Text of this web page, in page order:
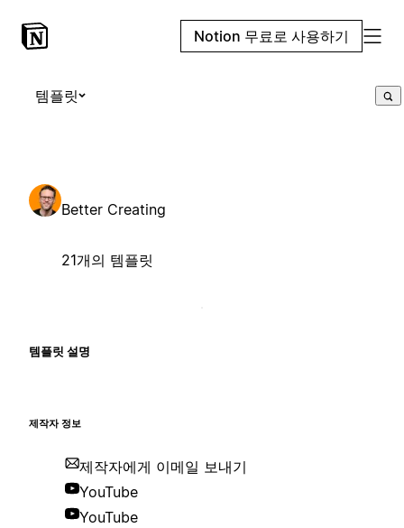
Notion 무료로 사용하기
템플릿
Better Creating
21개의 템플릿
템플릿 설명
제작자 정보
제작자에게 이메일 보내기
YouTube
YouTube